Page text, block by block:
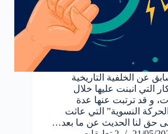
عن الخلفية التاريخية
التي انبنت عليها خلال
و قد ترتبت عنها عدة
النسوية” التي عاثت
حق لنا الحديث عن ما بعد…